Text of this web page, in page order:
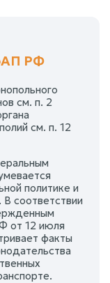
РФ
см. п. 2
см. п. 12
политике и
соответствии
от 12 июля
факты